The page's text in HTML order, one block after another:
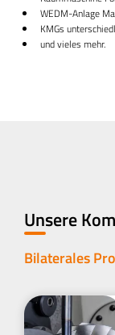
WEDM-Anlage
KMGs
und vieles mehr.
Unsere
Bilaterales